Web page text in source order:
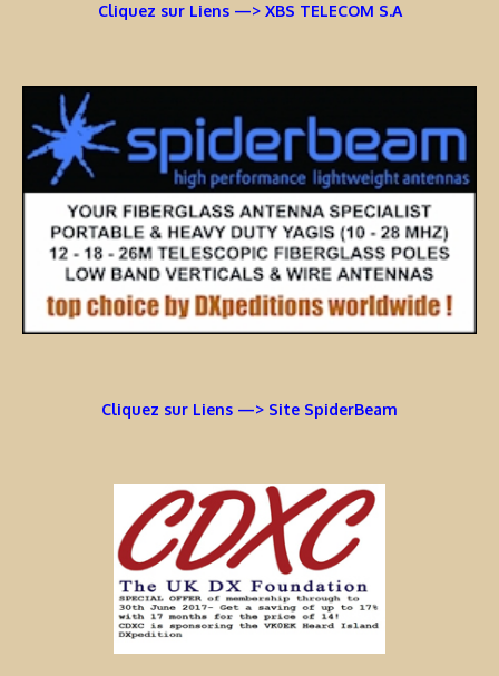
Cliquez sur Liens —> XBS TELECOM S.A
Cliquez sur Liens —> Site SpiderBeam